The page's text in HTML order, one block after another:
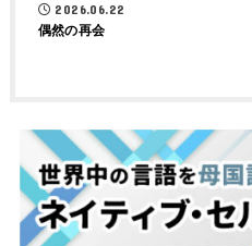
2026.06.22
偶然の再会